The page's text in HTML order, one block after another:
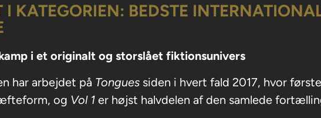
I KATEGORIEN: BEDSTE
i et originalt og storslået fiktionsunivers
har arbejdet på Tonguessiden i hvert fald 2017, hvor første
og Vol 1er højst halvdelen af den samlede